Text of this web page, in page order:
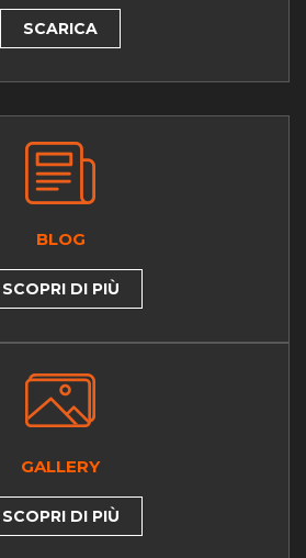
SCARICA
BLOG
SCOPRI DI PIÙ
GALLERY
SCOPRI DI PIÙ